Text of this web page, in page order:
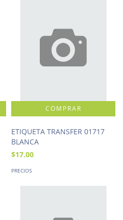
ETIQUETA TRANSFER 01717
BLANCA
$17.00
PRECIOS